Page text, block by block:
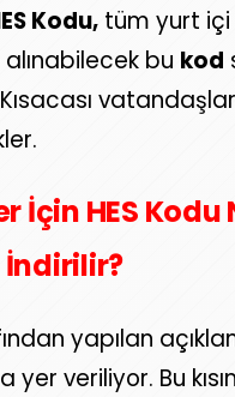
Kodu, tüm yurt içi
alınabilecek bu kod
HES Kodu
İndirilir?
yapılan
yer veriliyor. Bu